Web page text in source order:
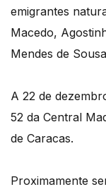
emigrantes
Macedo,
Mendes de
A 22 de
52 da Central
de Caracas.
Proximamente